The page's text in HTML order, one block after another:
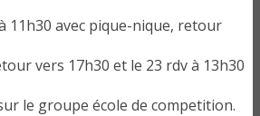
11h30 avec pique-nique, retour
vers 17h30 et le 23 rdv à 13h30
le groupe école de competition.